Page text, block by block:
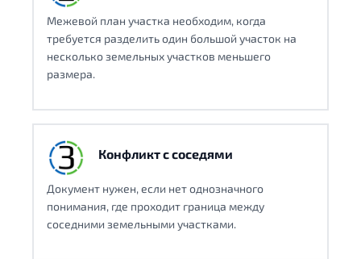
Межевой план участка необходим, когда
требуется разделить один большой участок на
несколько земельных участков меньшего
размера.
Конфликт с соседями
Документ нужен, если нет однозначного
понимания, где проходит граница между
соседними земельными участками.